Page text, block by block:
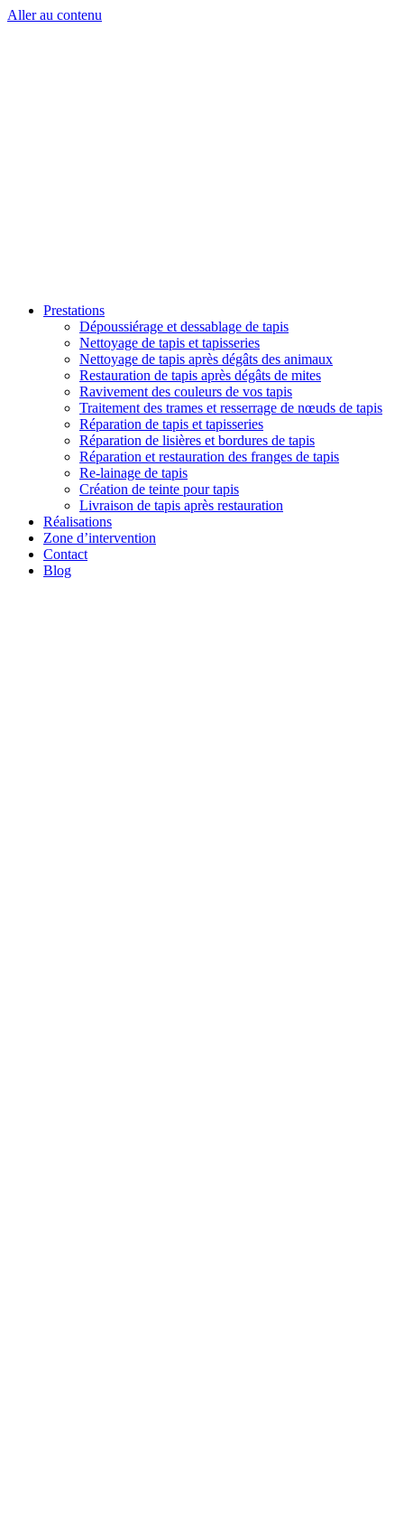
Aller au contenu
Prestations
Dépoussiérage et dessablage de tapis
Nettoyage de tapis et tapisseries
Nettoyage de tapis après dégâts des animaux
Restauration de tapis après dégâts de mites
Ravivement des couleurs de vos tapis
Traitement des trames et resserrage de nœuds de tapis
Réparation de tapis et tapisseries
Réparation de lisières et bordures de tapis
Réparation et restauration des franges de tapis
Re-lainage de tapis
Création de teinte pour tapis
Livraison de tapis après restauration
Réalisations
Zone d’intervention
Contact
Blog